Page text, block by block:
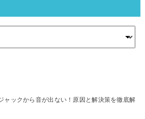
ャックから音が出ない！原因と解決策を徹底解